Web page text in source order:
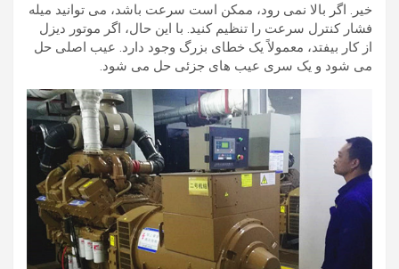
خیر. اگر بالا نمی رود، ممکن است سرعت باشد، می توانید میله
فشار کنترل سرعت را تنظیم کنید. با این حال، اگر موتور دیزل
از کار بیفتد، معمولاً یک خطای بزرگ وجود دارد. عیب اصلی حل
می شود و یک سری عیب های جزئی حل می شود.